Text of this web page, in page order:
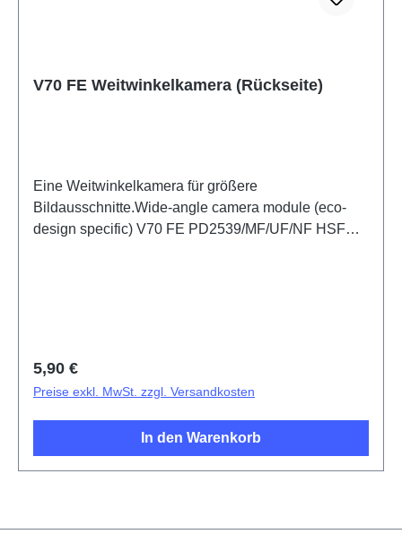
V70 FE Weitwinkelkamera (Rückseite)
Eine Weitwinkelkamera für größere
Bildausschnitte.Wide-angle camera module (eco-
design specific) V70 FE PD2539/MF/UF/NF HSF
Regulärer Preis:
5,90 €
Preise exkl. MwSt. zzgl. Versandkosten
In den Warenkorb